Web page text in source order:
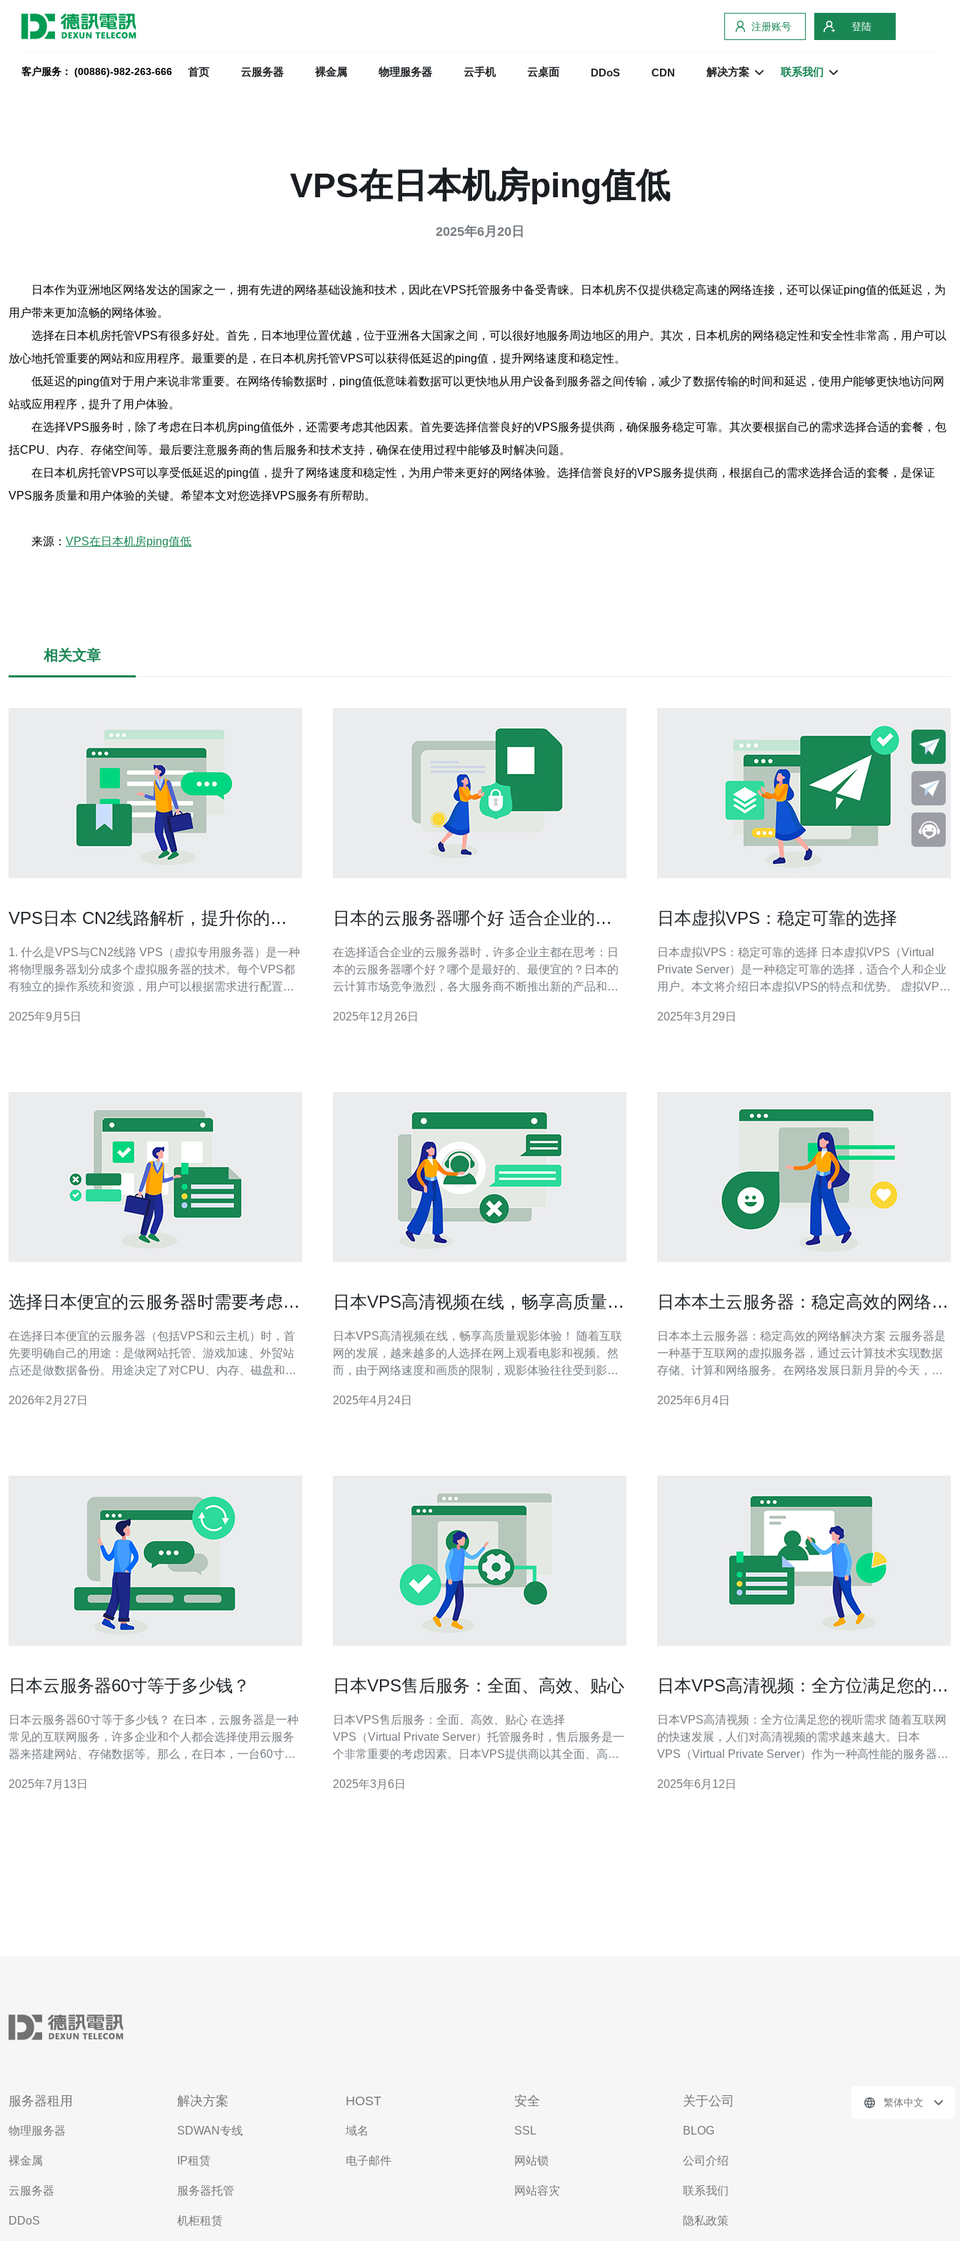
注册账号 登陆
客户服务： (00886)-982-263-666 首页 云服务器 裸金属 物理服务器 云手机 云桌面 DDoS CDN 解决方案 联系我们
VPS在日本机房ping值低
2025年6月20日
日本作为亚洲地区网络发达的国家之一，拥有先进的网络基础设施和技术，因此在VPS托管服务中备受青睐。日本机房不仅提供稳定高速的网络连接，还可以保证ping值的低延迟，为
用户带来更加流畅的网络体验。
选择在日本机房托管VPS有很多好处。首先，日本地理位置优越，位于亚洲各大国家之间，可以很好地服务周边地区的用户。其次，日本机房的网络稳定性和安全性非常高，用户可以
放心地托管重要的网站和应用程序。最重要的是，在日本机房托管VPS可以获得低延迟的ping值，提升网络速度和稳定性。
低延迟的ping值对于用户来说非常重要。在网络传输数据时，ping值低意味着数据可以更快地从用户设备到服务器之间传输，减少了数据传输的时间和延迟，使用户能够更快地访问网
站或应用程序，提升了用户体验。
在选择VPS服务时，除了考虑在日本机房ping值低外，还需要考虑其他因素。首先要选择信誉良好的VPS服务提供商，确保服务稳定可靠。其次要根据自己的需求选择合适的套餐，包
括CPU、内存、存储空间等。最后要注意服务商的售后服务和技术支持，确保在使用过程中能够及时解决问题。
在日本机房托管VPS可以享受低延迟的ping值，提升了网络速度和稳定性，为用户带来更好的网络体验。选择信誉良好的VPS服务提供商，根据自己的需求选择合适的套餐，是保证
VPS服务质量和用户体验的关键。希望本文对您选择VPS服务有所帮助。
来源： VPS在日本机房ping值低
相关文章
VPS日本 CN2线路解析，提升你的网
1. 什么是VPS与CN2线路 VPS（虚拟专用服务器）是一种
将物理服务器划分成多个虚拟服务器的技术。每个VPS都
有独立的操作系统和资源，用户可以根据需求进行配置。
线路是中国电信的一条高品质网络线路，通常用于连接
2025年9月5日
日本的云服务器哪个好 适合企业的选
在选择适合企业的云服务器时，许多企业主都在思考：日
本的云服务器哪个好？哪个是最好的、最便宜的？日本的
云计算市场竞争激烈，各大服务商不断推出新的产品和服
合您企业的云服务器。 日本云服务器市场概述 随着信息化
2025年12月26日
日本虚拟VPS：稳定可靠的选择
日本虚拟VPS：稳定可靠的选择 日本虚拟VPS（Virtual
Private Server）是一种稳定可靠的选择，适合个人和企业
用户。本文将介绍日本虚拟VPS的特点和优势。 虚拟VPS
服务器划分为多个独立的虚拟服务器，每个虚拟服务器都
2025年3月29日
选择日本便宜的云服务器时需要考虑的
在选择日本便宜的云服务器（包括VPS和云主机）时，首
先要明确自己的用途：是做网站托管、游戏加速、外贸站
点还是做数据备份。用途决定了对CPU、内存、磁盘和网
计费模式是影响费用的关键因素。便宜的方案通常在峰值
2026年2月27日
日本VPS高清视频在线，畅享高质量观
日本VPS高清视频在线，畅享高质量观影体验！ 随着互联
网的发展，越来越多的人选择在网上观看电影和视频。然
而，由于网络速度和画质的限制，观影体验往往受到影
生。通过使用日本VPS，用户可以享受高质量的观影体
2025年4月24日
日本本土云服务器：稳定高效的网络解
日本本土云服务器：稳定高效的网络解决方案 云服务器是
一种基于互联网的虚拟服务器，通过云计算技术实现数据
存储、计算和网络服务。在网络发展日新月异的今天，云
决方案领域。 日本本土云服务器作为亚洲最发达的国家之
2025年6月4日
日本云服务器60寸等于多少钱？
日本云服务器60寸等于多少钱？ 在日本，云服务器是一种
常见的互联网服务，许多企业和个人都会选择使用云服务
器来搭建网站、存储数据等。那么，在日本，一台60寸的
本的云服务器市场竞争激烈，各家云服务提供商都有不同
2025年7月13日
日本VPS售后服务：全面、高效、贴心
日本VPS售后服务：全面、高效、贴心 在选择
VPS（Virtual Private Server）托管服务时，售后服务是一
个非常重要的考虑因素。日本VPS提供商以其全面、高效
决方案。 日本VPS提供商非常注
2025年3月6日
日本VPS高清视频：全方位满足您的视
日本VPS高清视频：全方位满足您的视听需求 随着互联网
的快速发展，人们对高清视频的需求越来越大。日本
VPS（Virtual Private Server）作为一种高性能的服务器方
其成为观看高清视频的理想选择。 日本VPS拥有优越的地
2025年6月12日
服务器租用
物理服务器
裸金属
云服务器
DDoS
解决方案
SDWAN专线
IP租赁
服务器托管
机柜租赁
HOST
域名
电子邮件
安全
SSL
网站锁
网站容灾
关于公司
BLOG
公司介绍
联系我们
隐私政策
繁体中文